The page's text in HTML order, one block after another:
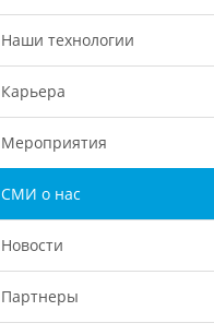
Наши технологии
Карьера
Мероприятия
СМИ о нас
Новости
Партнеры